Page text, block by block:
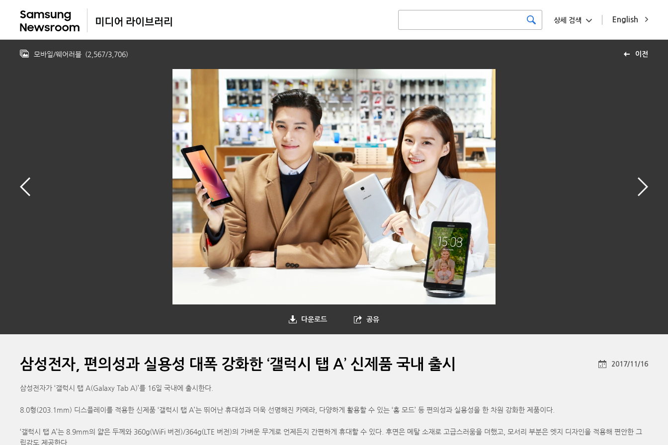
English
상세 검색
이전
모바일/웨어러블 (2,567/3,706)
다운로드 공유
삼성전자, 편의성과 실용성 대폭 강화한 ‘갤럭시 탭 A’ 신제품 국내 출시 2017/11/16
삼성전자가 ‘갤럭시 탭 A(Galaxy Tab A)’를 16일 국내에 출시한다.
8.0형(203.1mm) 디스플레이를 적용한 신제품 ‘갤럭시 탭 A’는 뛰어난 휴대성과 더욱 선명해진 카메라, 다양하게 활용할 수 있는 ‘홈 모드’ 등 편의성과 실용성을 한 차원 강화한 제품이다.
‘갤럭시 탭 A’는 8.9mm의 얇은 두께와 360g(WiFi 버전)/364g(LTE 버전)의 가벼운 무게로 언제든지 간편하게 휴대할 수 있다. 후면은 메탈 소재로 고급스러움을 더했고, 모서리 부분은 엣지 디자인을 적용해 편안한 그
립감도 제공한다.